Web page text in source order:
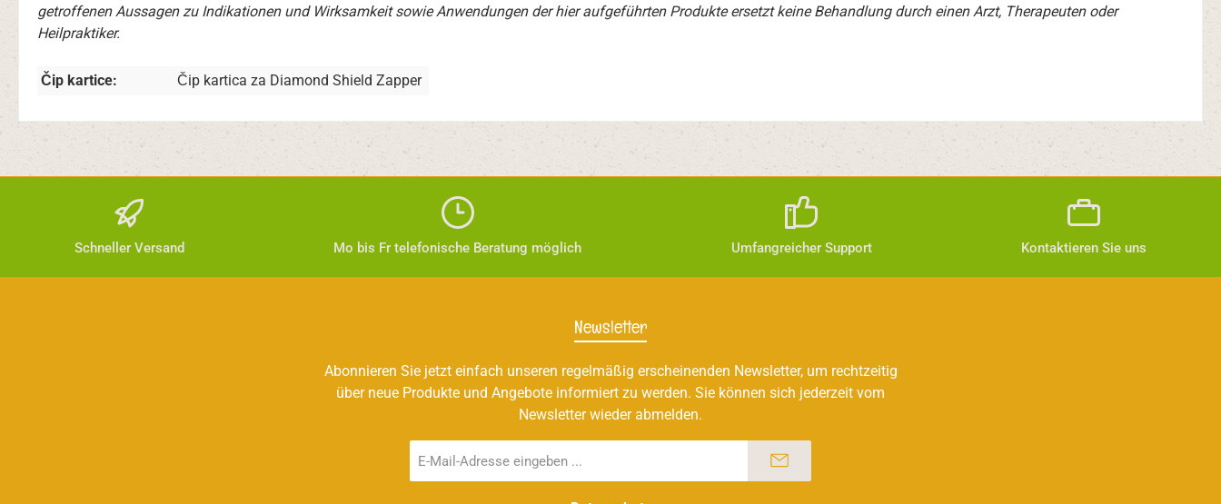
getroffenen Aussagen zu Indikationen und Wirksamkeit sowie Anwendungen der hier aufgeführten Produkte ersetzt keine Behandlung durch einen Arzt, Therapeuten oder
Heilpraktiker.
Čip kartice: Čip kartica za Diamond Shield Zapper
Schneller Versand Mo bis Fr telefonische Beratung möglich Umfangreicher Support Kontaktieren Sie uns
Newsletter
Abonnieren Sie jetzt einfach unseren regelmäßig erscheinenden Newsletter, um rechtzeitig
über neue Produkte und Angebote informiert zu werden. Sie können sich jederzeit vom
Newsletter wieder abmelden.
Mail-